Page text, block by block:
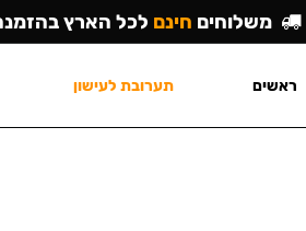
משלוחים חינם לכל הארץ בהזמנה
ראשים תערובת לעישון